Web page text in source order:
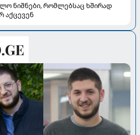
ნიშნები, რომლებსაც ხშირად
აქცევენ